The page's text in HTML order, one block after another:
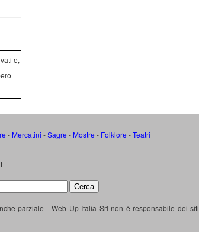
e,
- Mercatini -Sagre - Mostre - Folklore -Teatri
parziale - Web Up Italia Srl non è responsabile dei siti